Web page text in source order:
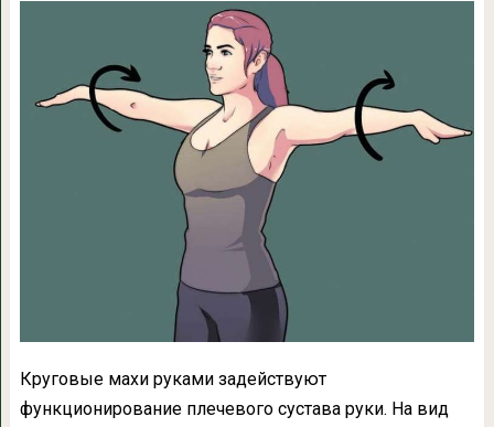
Круговые махи руками задействуют
функционирование плечевого сустава руки. На вид